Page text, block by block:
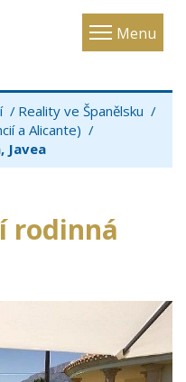
Menu
Toggle
Reality ve Španělsku
a Alicante)
Javea
rodinná